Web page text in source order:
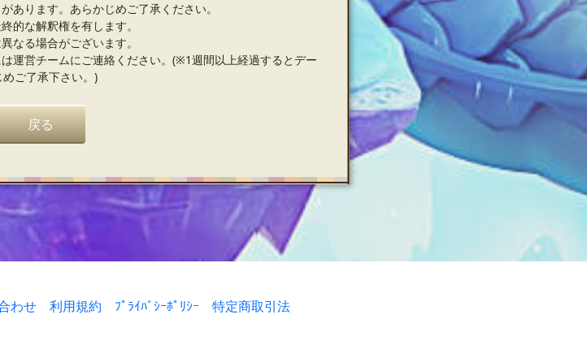
あります。あらかじめご了承ください。
的な解釈権を有します。
なる場合がございます。
運営チームにご連絡ください。(※1週間以上経過するとデー
ご了承下さい。)
戻る
わせ 利用規約 ﾌﾟﾗｲﾊﾞｼｰﾎﾟﾘｼｰ 特定商取引法